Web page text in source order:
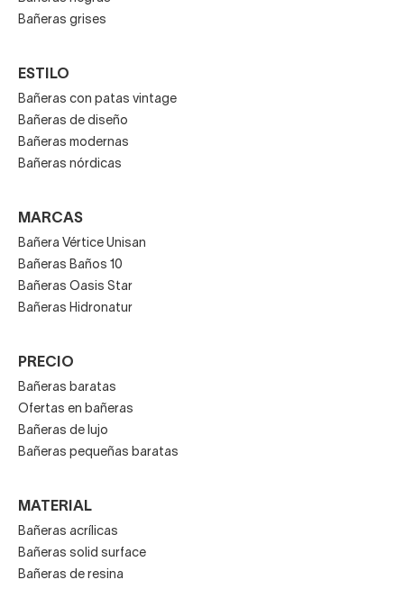
Bañeras grises
ESTILO
Bañeras con patas vintage
Bañeras de diseño
Bañeras modernas
Bañeras nórdicas
MARCAS
Bañera Vértice Unisan
Bañeras Baños 10
Bañeras Oasis Star
Bañeras Hidronatur
PRECIO
Bañeras baratas
Ofertas en bañeras
Bañeras de lujo
Bañeras pequeñas baratas
MATERIAL
Bañeras acrílicas
Bañeras solid surface
Bañeras de resina